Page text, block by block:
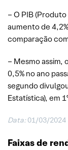
– O PIB
aumento de
comparação
– Mesmo assim,
0,5% no ano
segundo
Estatística), em
Data: 01/03/2024
Faixas de